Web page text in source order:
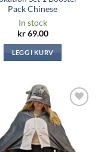
Pack Chinese
In stock
kr69.00
LEGG I KURV
ønskeliste